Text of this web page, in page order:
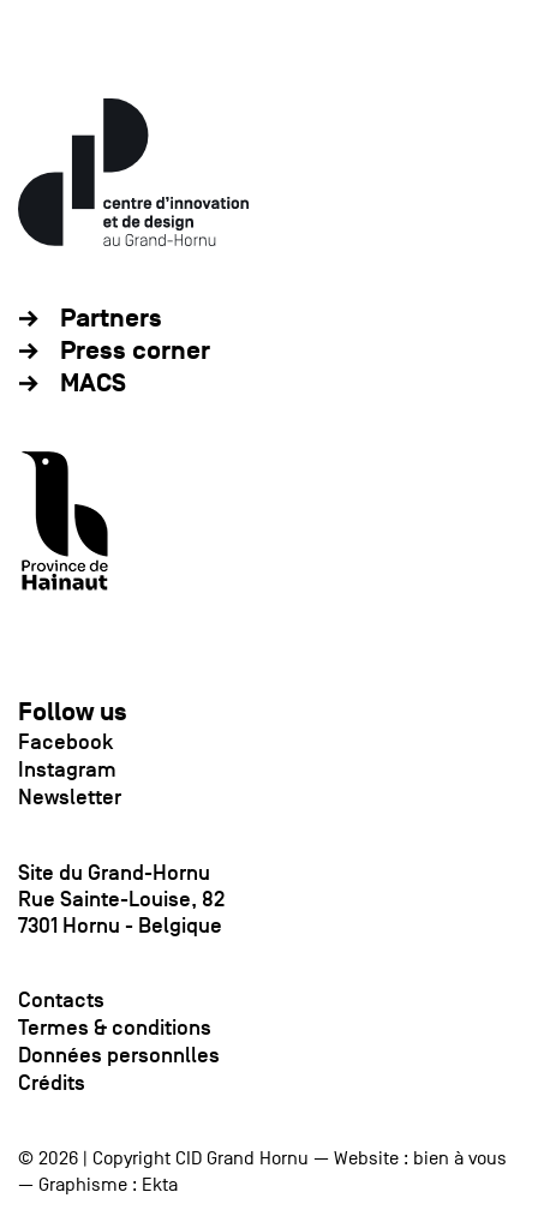
Partners
Press corner
MACS
Follow us
Facebook
Instagram
Newsletter
Site du Grand-Hornu
Rue Sainte-Louise, 82
7301 Hornu - Belgique
Contacts
Termes & conditions
Données personnlles
Crédits
© 2026 | Copyright CID Grand Hornu — Website : bien à vous
— Graphisme : Ekta